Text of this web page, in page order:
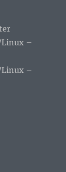
Linux –
Linux –